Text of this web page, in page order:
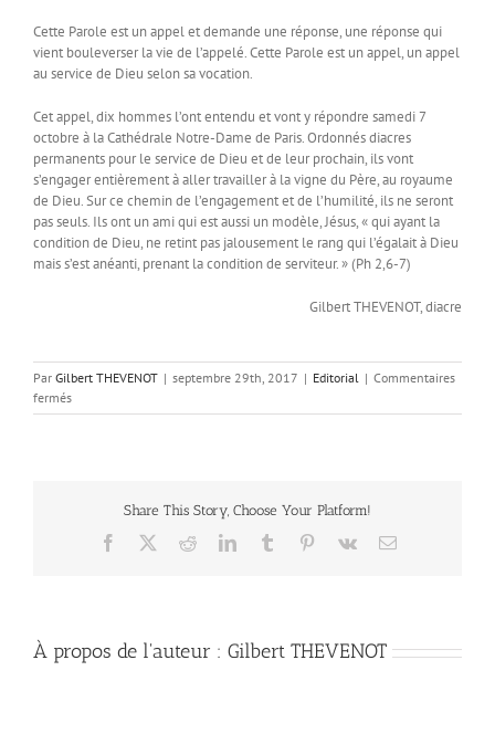
Cette Parole est un appel et demande une réponse, une réponse qui
vient bouleverser la vie de l’appelé. Cette Parole est un appel, un appel
au service de Dieu selon sa vocation.
Cet appel, dix hommes l’ont entendu et vont y répondre samedi 7
octobre à la Cathédrale Notre-Dame de Paris. Ordonnés diacres
permanents pour le service de Dieu et de leur prochain, ils vont
s’engager entièrement à aller travailler à la vigne du Père, au royaume
de Dieu. Sur ce chemin de l’engagement et de l’humilité, ils ne seront
pas seuls. Ils ont un ami qui est aussi un modèle, Jésus, « qui ayant la
condition de Dieu, ne retint pas jalousement le rang qui l’égalait à Dieu
mais s’est anéanti, prenant la condition de serviteur. » (Ph 2,6-7)
Gilbert THEVENOT, diacre
Par Gilbert THEVENOT | septembre 29th, 2017 | Editorial | Commentaires
ferméssur
J’y
Share This Story, Choose Your Platform!
Facebook RedditLinkedInTumblr Pinterest
Vk Email
À propos de l'auteur : Gilbert THEVENOT